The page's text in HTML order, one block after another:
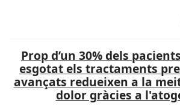
Prop d’un 30% dels
esgotat els tractaments
avançats redueixen a la
dolor gràcies a